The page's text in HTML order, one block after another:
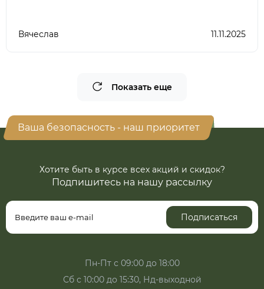
Вячеслав 11.11.2025
Показать еще
Ваша безопасность - наш приоритет
Хотите быть в курсе всех акций и скидок?
Подпишитесь на нашу рассылку
Подписаться
Пн-Пт с 09:00 до 18:00
Сб с 10:00 до 15:30, Нд-выходной